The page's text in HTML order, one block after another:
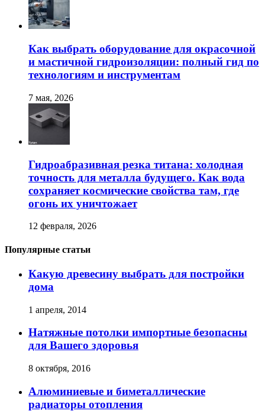
Как выбрать оборудование для окрасочной
и мастичной гидроизоляции: полный гид по
технологиям и инструментам
7 мая, 2026
Гидроабразивная резка титана: холодная
точность для металла будущего. Как вода
сохраняет космические свойства там, где
огонь их уничтожает
12 февраля, 2026
Популярные статьи
Какую древесину выбрать для постройки
дома
1 апреля, 2014
Натяжные потолки импортные безопасны
для Вашего здоровья
8 октября, 2016
Алюминиевые и биметаллические
радиаторы отопления